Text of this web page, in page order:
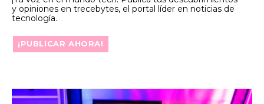
y opiniones en trecebytes, el portal líder en noticias de
tecnología.
¡PUBLICAR AHORA!